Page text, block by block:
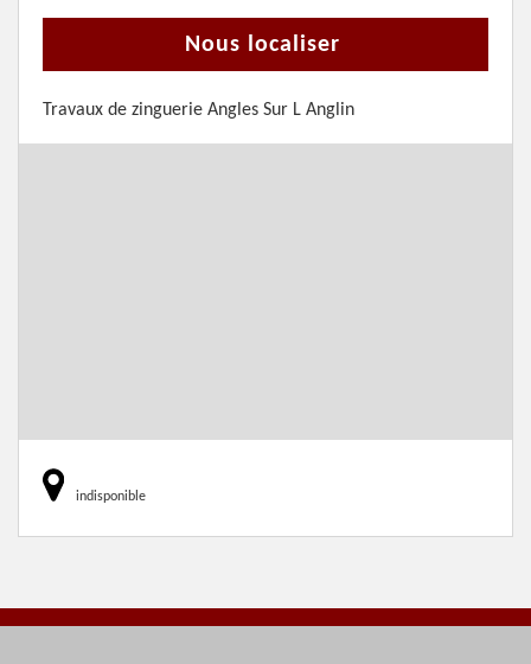
Nous localiser
Travaux de zinguerie Angles Sur L Anglin
indisponible